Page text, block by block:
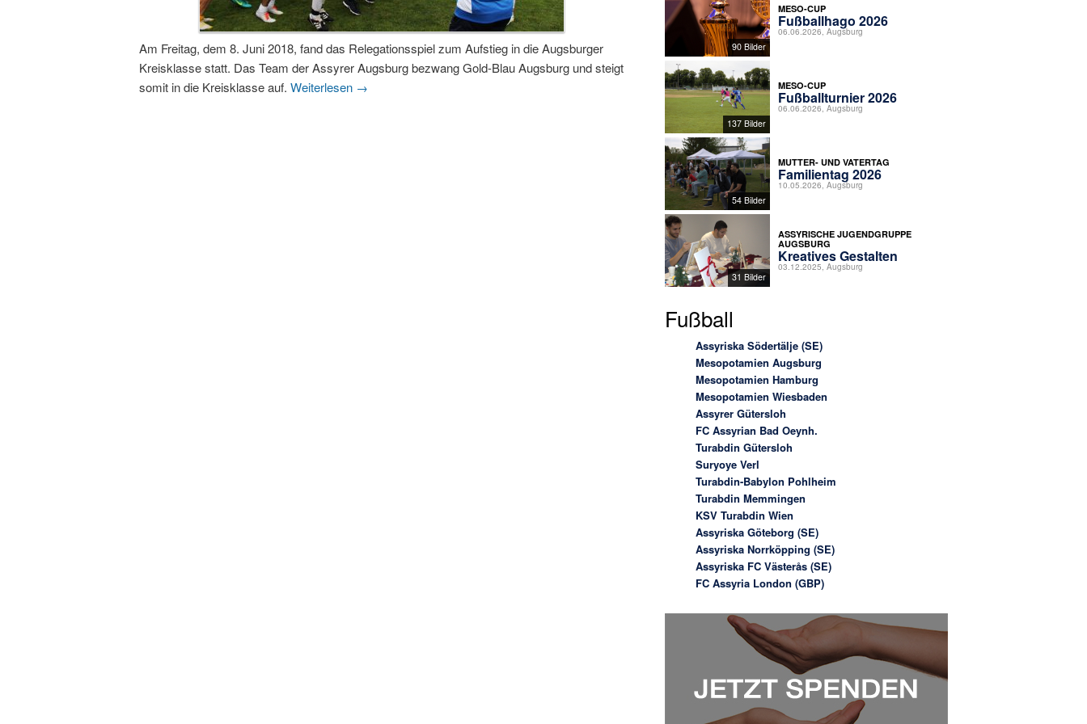
Am Freitag, dem 8. Juni 2018, fand das Relegationsspiel zum Aufstieg in die Augsburger
Kreisklasse statt. Das Team der Assyrer Augsburg bezwang Gold-Blau Augsburg und steigt
somit in die Kreisklasse auf. Weiterlesen →
90 Bilder
MESO-CUP
Fußballhago 2026
06.06.2026, Augsburg
137 Bilder
MESO-CUP
Fußballturnier 2026
06.06.2026, Augsburg
54 Bilder
MUTTER- UND VATERTAG
Familientag 2026
10.05.2026, Augsburg
31 Bilder
ASSYRISCHE JUGENDGRUPPE
AUGSBURG
Kreatives Gestalten
03.12.2025, Augsburg
Fußball
Assyriska Södertälje (SE)
Mesopotamien Augsburg
Mesopotamien Hamburg
Mesopotamien Wiesbaden
Assyrer Gütersloh
FC Assyrian Bad Oeynh.
Turabdin Gütersloh
Suryoye Verl
Turabdin-Babylon Pohlheim
Turabdin Memmingen
KSV Turabdin Wien
Assyriska Göteborg (SE)
Assyriska Norrköpping (SE)
Assyriska FC Västerås (SE)
FC Assyria London (GBP)